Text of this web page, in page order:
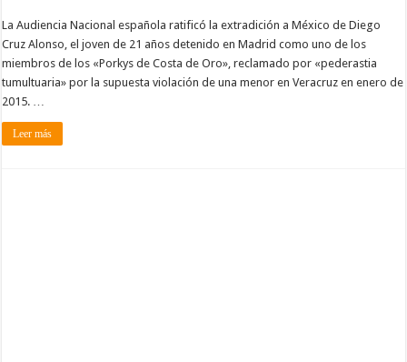
La Audiencia Nacional española ratificó la extradición a México de Diego
Cruz Alonso, el joven de 21 años detenido en Madrid como uno de los
miembros de los «Porkys de Costa de Oro», reclamado por «pederastia
tumultuaria» por la supuesta violación de una menor en Veracruz en enero de
2015. …
Leer más